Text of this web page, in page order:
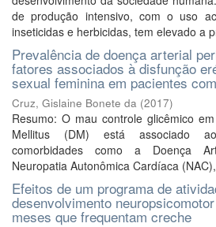
de produção intensivo, com o uso
inseticidas e herbicidas, tem elevado a
Prevalência de doença arterial
fatores associados à disfunção
sexual feminina em pacientes
Cruz, Gislaine Bonete da (2017)
Resumo: O mau controle glicêmico
Mellitus (DM) está associado
comorbidades como a Doença
Neuropatia Autonômica Cardíaca
Efeitos de um programa de
desenvolvimento
meses que frequentam creche